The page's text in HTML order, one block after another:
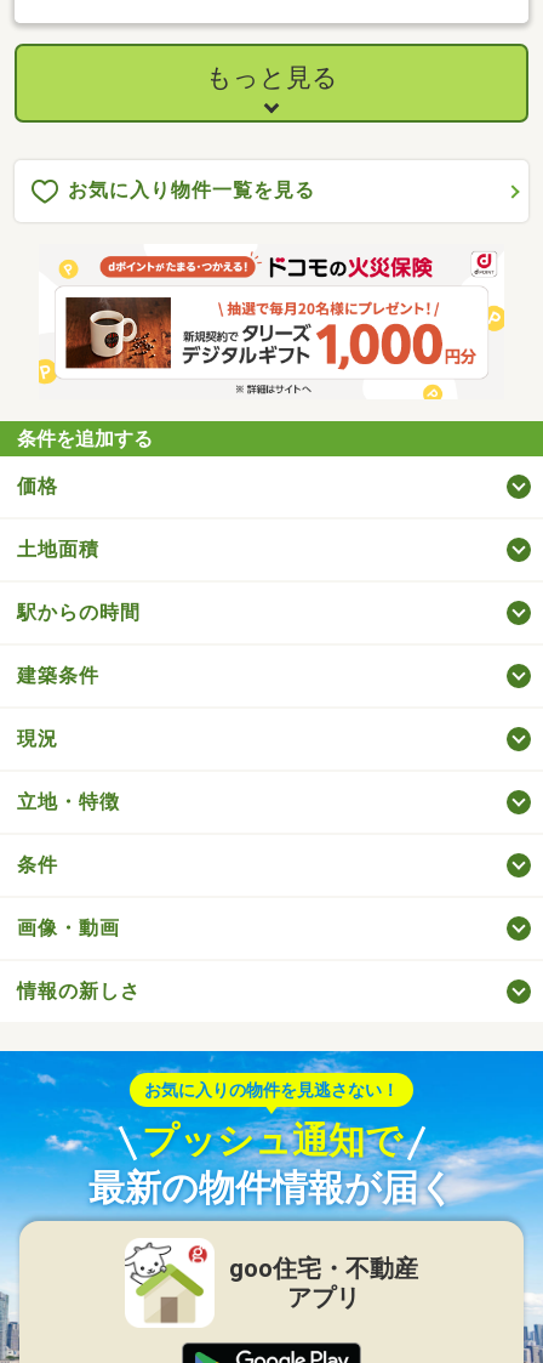
もっと見る
お気に入り物件一覧を見る
条件を追加する
価格
土地面積
駅からの時間
建築条件
現況
立地・特徴
条件
画像・動画
情報の新しさ
お気に入りの物件を見逃さない！
プッシュ通知で
最新の物件情報が届く
goo住宅・不動産
アプリ